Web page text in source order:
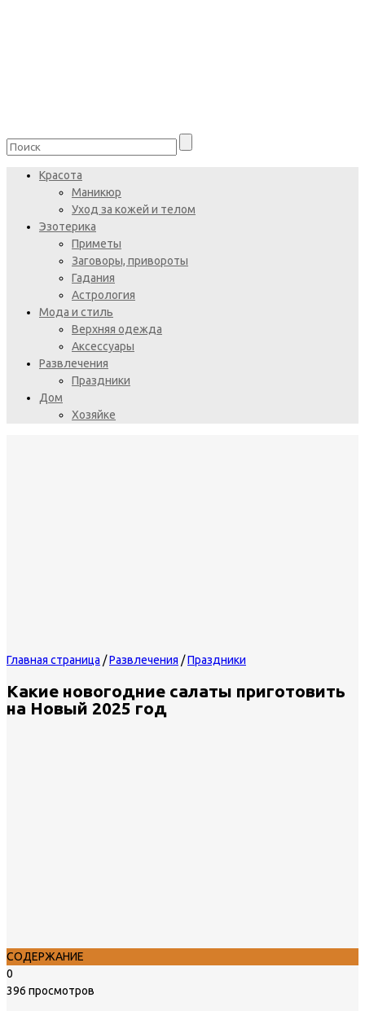
Красота
Маникюр
Уход за кожей и телом
Эзотерика
Приметы
Заговоры, привороты
Гадания
Астрология
Мода и стиль
Верхняя одежда
Аксессуары
Развлечения
Праздники
Дом
Хозяйке
Главная страница /Развлечения /Праздники
Какие новогодние салаты приготовить
на Новый 2025 год
СОДЕРЖАНИЕ
0
396 просмотров